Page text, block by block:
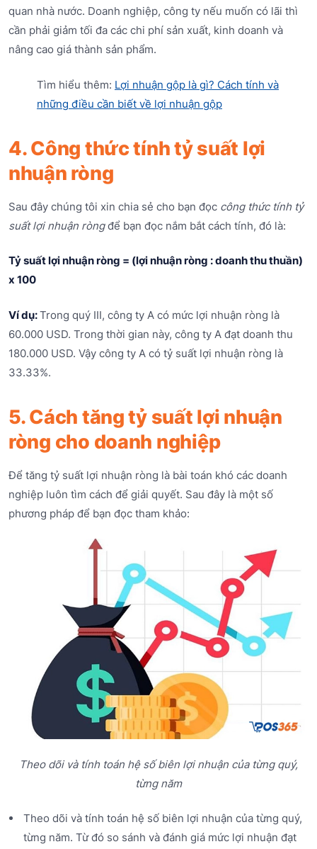
quan nhà nước. Doanh nghiệp, công ty nếu muốn có lãi thì
cần phải giảm tối đa các chi phí sản xuất, kinh doanh và
nâng cao giá thành sản phẩm.
Tìm hiểu thêm: Lợi nhuận gộp là gì? Cách tính và
những điều cần biết về lợi nhuận gộp
4. Công thức tính tỷ suất lợi
nhuận ròng
Sau đây chúng tôi xin chia sẻ cho bạn đọc công thức tính tỷ
suất lợi nhuận ròngđể bạn đọc nắm bắt cách tính, đó là:
Tỷ suất lợi nhuận ròng = (lợi nhuận ròng : doanh thu thuần)
x 100
Ví dụ:Trong quý III, công ty A có mức lợi nhuận ròng là
60.000 USD. Trong thời gian này, công ty A đạt doanh thu
180.000 USD. Vậy công ty A có tỷ suất lợi nhuận ròng là
33.33%.
5. Cách tăng tỷ suất lợi nhuận
ròng cho doanh nghiệp
Để tăng tỷ suất lợi nhuận ròng là bài toán khó các doanh
nghiệp luôn tìm cách để giải quyết. Sau đây là một số
phương pháp để bạn đọc tham khảo:
Theo dõi và tính toán hệ số biên lợi nhuận của từng quý,
từng năm
Theo dõi và tính toán hệ số biên lợi nhuận của từng quý,
từng năm. Từ đó so sánh và đánh giá mức lợi nhuận đạt